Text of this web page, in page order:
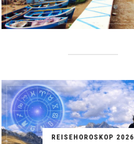
REISEHOROSKOP 2026